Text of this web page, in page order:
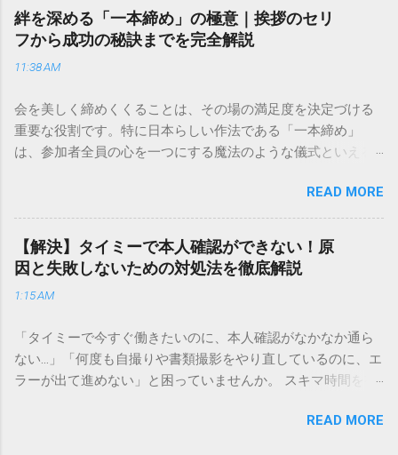
向けの宅配サービスも非常に充実しています。大切なのは、
目的に合わせた適切な連絡先を選ぶことです。この記事で
は、荷物の追跡確認から営業所への電話連絡、再配達の依頼
手順まで、初めての方でも迷わずに解決できる方法を詳しく
本全国に広範なネットワークを持つ大手運送会社です。特に
重量物や大型の荷物、そして企業間の輸送において圧倒的な
実績を誇ります。 個人で利用する場合、他の宅配業者と少し
いう特徴があります。地域に密着した各拠点が配送をコント
ロールしているため、現場の状況に合わせた柔軟な相談がし
やすいのがメリットです。まずは、今抱えている悩みがどの
サービスで解決できるかを確認していきましょう。 1. 荷物の
るのが最も効率的です。現在の荷物がいったいどこにあるの
か、いつ届く予定なのかは、お手元の番号一つで判明しま
す。 伝票番号（お問い合わせ番号）を準備する : 送り状（伝
票）の控えに記載されている、数字の並びを確認してくださ
い。これが荷物の識別番号になります。 確認できる内容 : 集
絆を深める「一本締め」の極意｜挨拶のセリ
フから成功の秘訣までを完全解説
11:38 AM
会を美しく締めくくることは、その場の満足度を決定づける
重要な役割です。特に日本らしい作法である「一本締め」
は、参加者全員の心を一つにする魔法のような儀式といえる
「手拍子のリズムに自信がない」と不安を感じる方も多いは
ずです。この記事では、ビジネスからカジュアルな集まりま
で、どのような場面でも堂々と立ち振る舞えるための「一本
締め」の作法を、基礎知識から具体的なセリフ例まで丁寧に
解説します。 一本締めとは？その本質と効果 一本締めは、単
に手を叩いて終わらせる作業ではありません。その時間、そ
て刻み込む伝統的な儀礼です。 一本締めがもたらすポジティ
ブな効果 一体感の創出 参加者全員が一斉に同じリズムを刻む
ことで、集団としての連帯感が生まれます。 心地よい終幕
韻を大切にしながら、すっきりと解散することができます。
READ MORE
【解決】タイミーで本人確認ができない！原
因と失敗しないための対処法を徹底解説
1:15 AM
「タイミーで今すぐ働きたいのに、本人確認がなかなか通ら
ない…」「何度も自撮りや書類撮影をやり直しているのに、エ
ラーが出て進めない」と困っていませんか。 スキマ時間を有
賢い働き方に欠かせないツールです。しかし、その最初の壁
READ MORE